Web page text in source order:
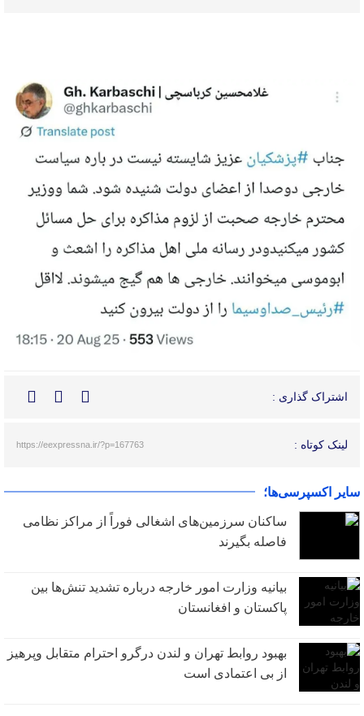
اشتراک گذاری :
لینک کوتاه : https://eexpressna.ir/?p=167763
سایر اکسپرسی‌ها؛
ساکنان سرزمین‌های اشغالی فوراً از مراکز نظامی
فاصله بگیرند
بیانیه وزارت امور خارجه درباره تشدید تنش‌ها بین
پاکستان و افغانستان
بهبود روابط تهران و لندن درگرو احترام متقابل وپرهیز
از بی‌ اعتمادی است